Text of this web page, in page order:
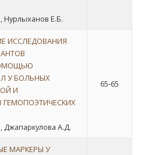
Нурлыханов Е.Б.
ИССЛЕДОВАНИЯ
У БОЛЬНЫХ
И
Джапаркулова А.Д.
65-65
МАРКЕРЫ У